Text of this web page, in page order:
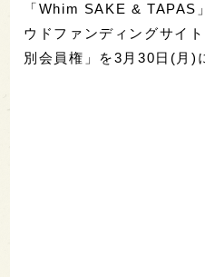
「Whim SAKE & TAPAS
ウドファンディングサイ
別会員権」を3月30日(月)